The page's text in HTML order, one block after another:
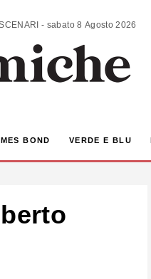
ANALISI | COMMENTI | SCENARI - sabato 8 Agosto 2026
BOND VERDE E BLU